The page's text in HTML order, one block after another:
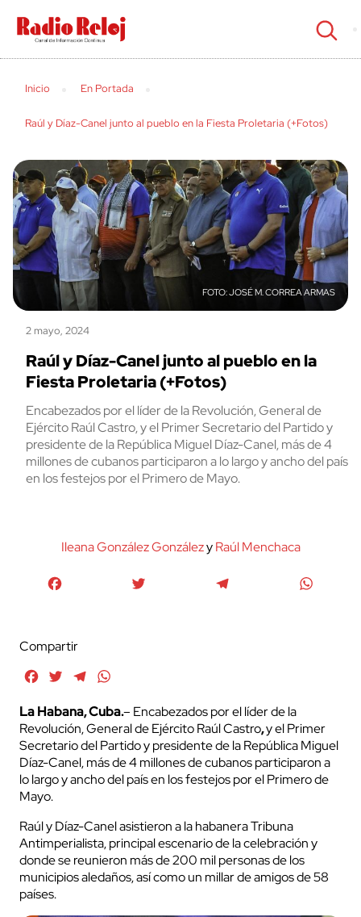
cerrar
Inicio En Portada
Raúl y Díaz-Canel junto al pueblo en la Fiesta Proletaria (+Fotos)
JOSÉ M. CORREA ARMAS
2 mayo, 2024
Raúl y Díaz-Canel junto al pueblo en la
Fiesta Proletaria (+Fotos)
Encabezados por el líder de la Revolución, General de
Ejército Raúl Castro, y el Primer Secretario del Partido y
presidente de la República Miguel Díaz-Canel, más de 4
millones de cubanos participaron a lo largo y ancho del país
en los festejos por el Primero de Mayo.
Ileana González GonzálezyRaúl Menchaca
Compartir
FacebookTwitterTelegram
La Habana, Cuba.– Encabezados por el líder de la
Revolución, General de Ejército Raúl Castro,y el Primer
Secretario del Partido y presidente de la República Miguel
Díaz-Canel, más de 4 millones de cubanos participaron a
lo largo y ancho del país en los festejos por el Primero de
Mayo.
Raúl y Díaz-Canel asistieron a la habanera Tribuna
Antimperialista, principal escenario de la celebración y
donde se reunieron más de 200 mil personas de los
municipios aledaños, así como un millar de amigos de 58
países.